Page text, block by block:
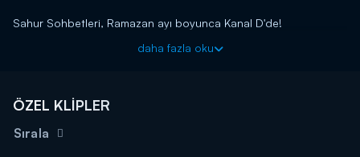
Sahur Sohbetleri, Ramazan ayı boyunca Kanal D'de!
daha fazla oku
ÖZEL KLİPLER
Sırala